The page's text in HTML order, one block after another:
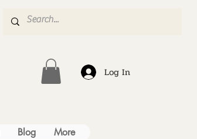
Log In
Blog More